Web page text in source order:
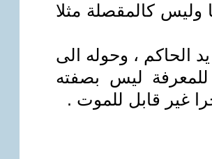
وليس كالمقصلة مثلا
، وحوله الى
للمعرفة ليس بصفته
غير قابل للموت .